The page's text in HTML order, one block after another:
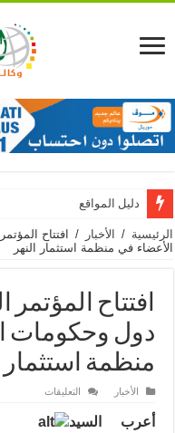
دليل المواقع
الرئيسية / الأخبار / افتتاح
الأعضاء في منظمة استثمار النهر
افتتاح
دول وحكومات
منظمة استثمار
الأخبار التعليقات
الخامس
أعرب السيد